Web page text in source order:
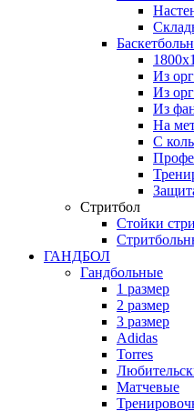
Из
Из
Из
На
С
Стритбол
Стойки
ГАНДБОЛ
Гандбольные
1 размер
2 размер
3 размер
Adidas
Torres
Матчевые